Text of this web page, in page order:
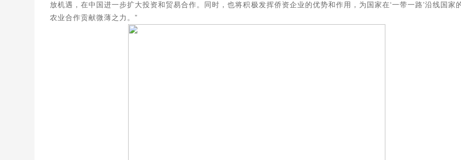
放机遇，在中国进一步扩大投资和贸易合作。同时，也将积极发挥侨资企业的优势和作用，为国家在‘一带一路’沿线国家
农业合作贡献微薄之力。”